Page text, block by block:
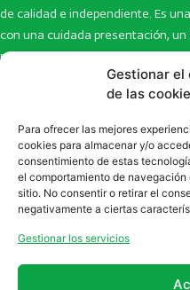
Gestionar
de las
Para ofrecer las mejores
cookies para almacenar y/o
consentimiento de estas
el comportamiento de
sitio. No consentir o retirar el
negativamente a ciertas
Gestionar los servicios
de calidad e independiente. Es
con una cuidada presentación,
productos y novedades.
Inicio
Newsletter
Eco Multimedia
Contacto
SUSCRÍBETE A NUESTRO
la sección deNewsletter